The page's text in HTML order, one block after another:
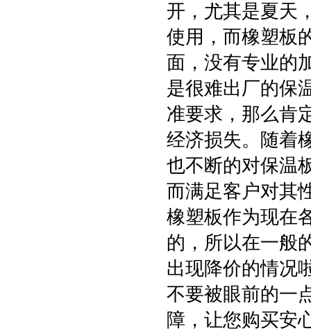
开，尤其是夏天
使用，而橡塑板
面，没有专业的
是很难出厂的保
准要求，那么肯
经济损失。随着
也不断的对保温
而满足客户对其
橡塑板作为现在
的，所以在一般
出现降价的情况
不要被眼前的一
障，让您购买安